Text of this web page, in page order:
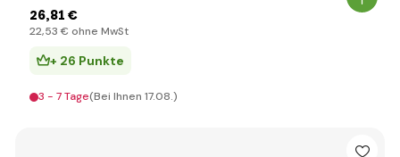
26,81 €
22,53 € ohne MwSt
+ 26 Punkte
3 - 7 Tage(Bei Ihnen 17.08.)